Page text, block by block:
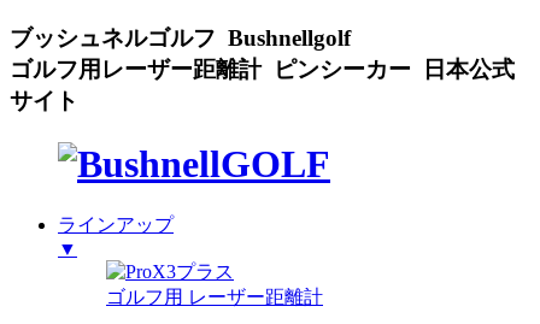
ブッシュネルゴルフ Bushnellgolf
ゴルフ用レーザー距離計 ピンシーカー 日本公式
サイト
ラインアップ
▼
ゴルフ用 レーザー距離計